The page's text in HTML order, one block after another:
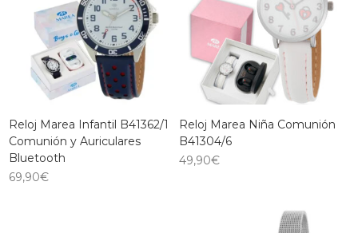
Reloj Marea Infantil B41362/1
Comunión y Auriculares
Bluetooth
69,90€
Reloj Marea Niña Comunión
B41304/6
49,90€